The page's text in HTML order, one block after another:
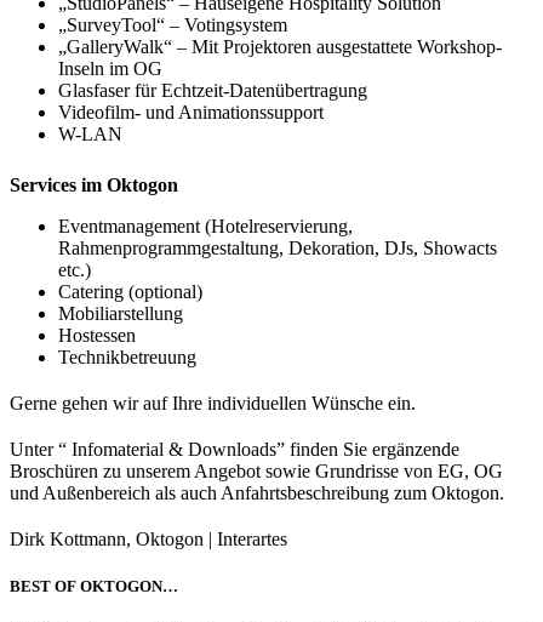
„SurveyTool“ – Votingsystem
„GalleryWalk“ – Mit Projektoren ausgestattete Workshop-
Inseln im OG
Glasfaser für Echtzeit-Datenübertragung
Videofilm- und Animationssupport
W-LAN
Services im Oktogon
Eventmanagement (Hotelreservierung,
Rahmenprogrammgestaltung, Dekoration, DJs, Showacts
etc.)
Catering (optional)
Mobiliarstellung
Hostessen
Technikbetreuung
Gerne gehen wir auf Ihre individuellen Wünsche ein.
Unter “ Infomaterial & Downloads” finden Sie ergänzende
Broschüren zu unserem Angebot sowie Grundrisse von EG, OG
und Außenbereich als auch Anfahrtsbeschreibung zum Oktogon.
Dirk Kottmann, Oktogon | Interartes
BEST OF OKTOGON…